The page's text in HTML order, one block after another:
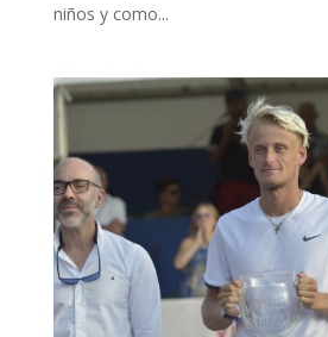
niños y como...